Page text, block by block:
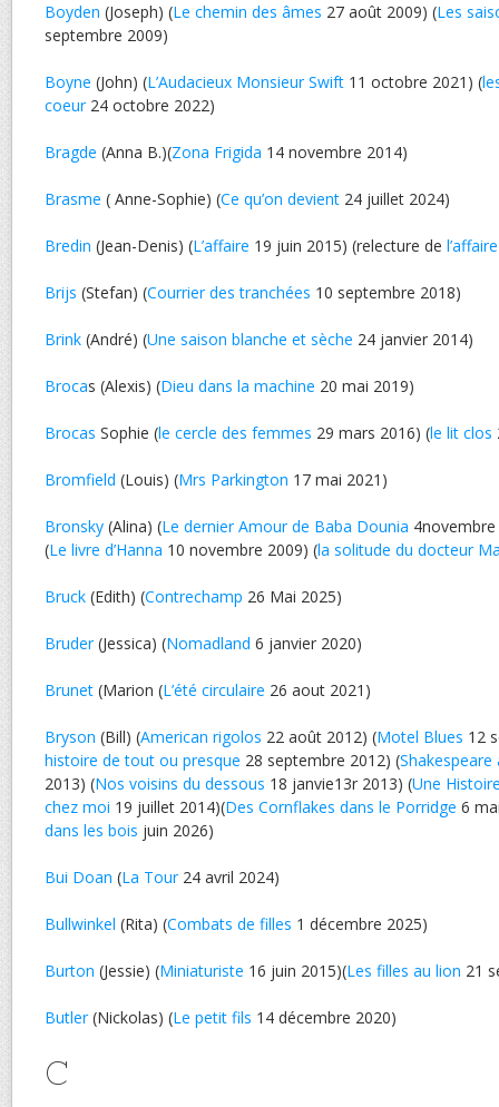
Boyden (Joseph) (Le chemin des âmes 27 août 2009) (Les
septembre 2009)
Boyne (John) (L’Audacieux Monsieur Swift 11 octobre 2021) (
coeur24 octobre 2022)
Bragde (Anna B.)(Zona Frigida 14 novembre 2014)
Brasme ( Anne-Sophie) (Ce qu’on devient 24 juillet 2024)
Bredin (Jean-Denis) (L’affaire 19 juin 2015) (relecture de l’affaire
Brijs (Stefan) (Courrier des tranchées 10 septembre 2018)
Brink (André) (Une saison blanche et sèche 24 janvier 2014)
Brocas (Alexis) (Dieu dans la machine 20 mai 2019)
Brocas Sophie (le cercle des femmes 29 mars 2016) (le lit clos
Bromfield (Louis) (Mrs Parkington 17 mai 2021)
Bronsky (Alina) (Le dernier Amour de Baba Dounia
(Le livre d’Hanna 10 novembre 2009) (la solitude du docteur
Bruck (Edith) (Contrechamp 26 Mai 2025)
Bruder(Jessica) (Nomadland 6 janvier 2020)
Brunet (Marion (L’été circulaire 26 aout 2021)
Bryson (Bill) (American rigolos 22 août 2012) (Motel Blues 12
histoire de tout ou presque 28 septembre 2012) (
2013) (Nos voisins du dessous 18 janvie13r 2013) (Une
chez moi 19 juillet 2014)(Des Cornflakes dans le Porridge 6
dans les bois juin 2026)
Bui Doan (La Tour24 avril 2024)
Bullwinkel (Rita) (Combats de filles 1 décembre 2025)
Burton (Jessie) (Miniaturiste 16 juin 2015)(Les filles au lion 21
Butler(Nickolas) (Le petit fils 14 décembre 2020)
C